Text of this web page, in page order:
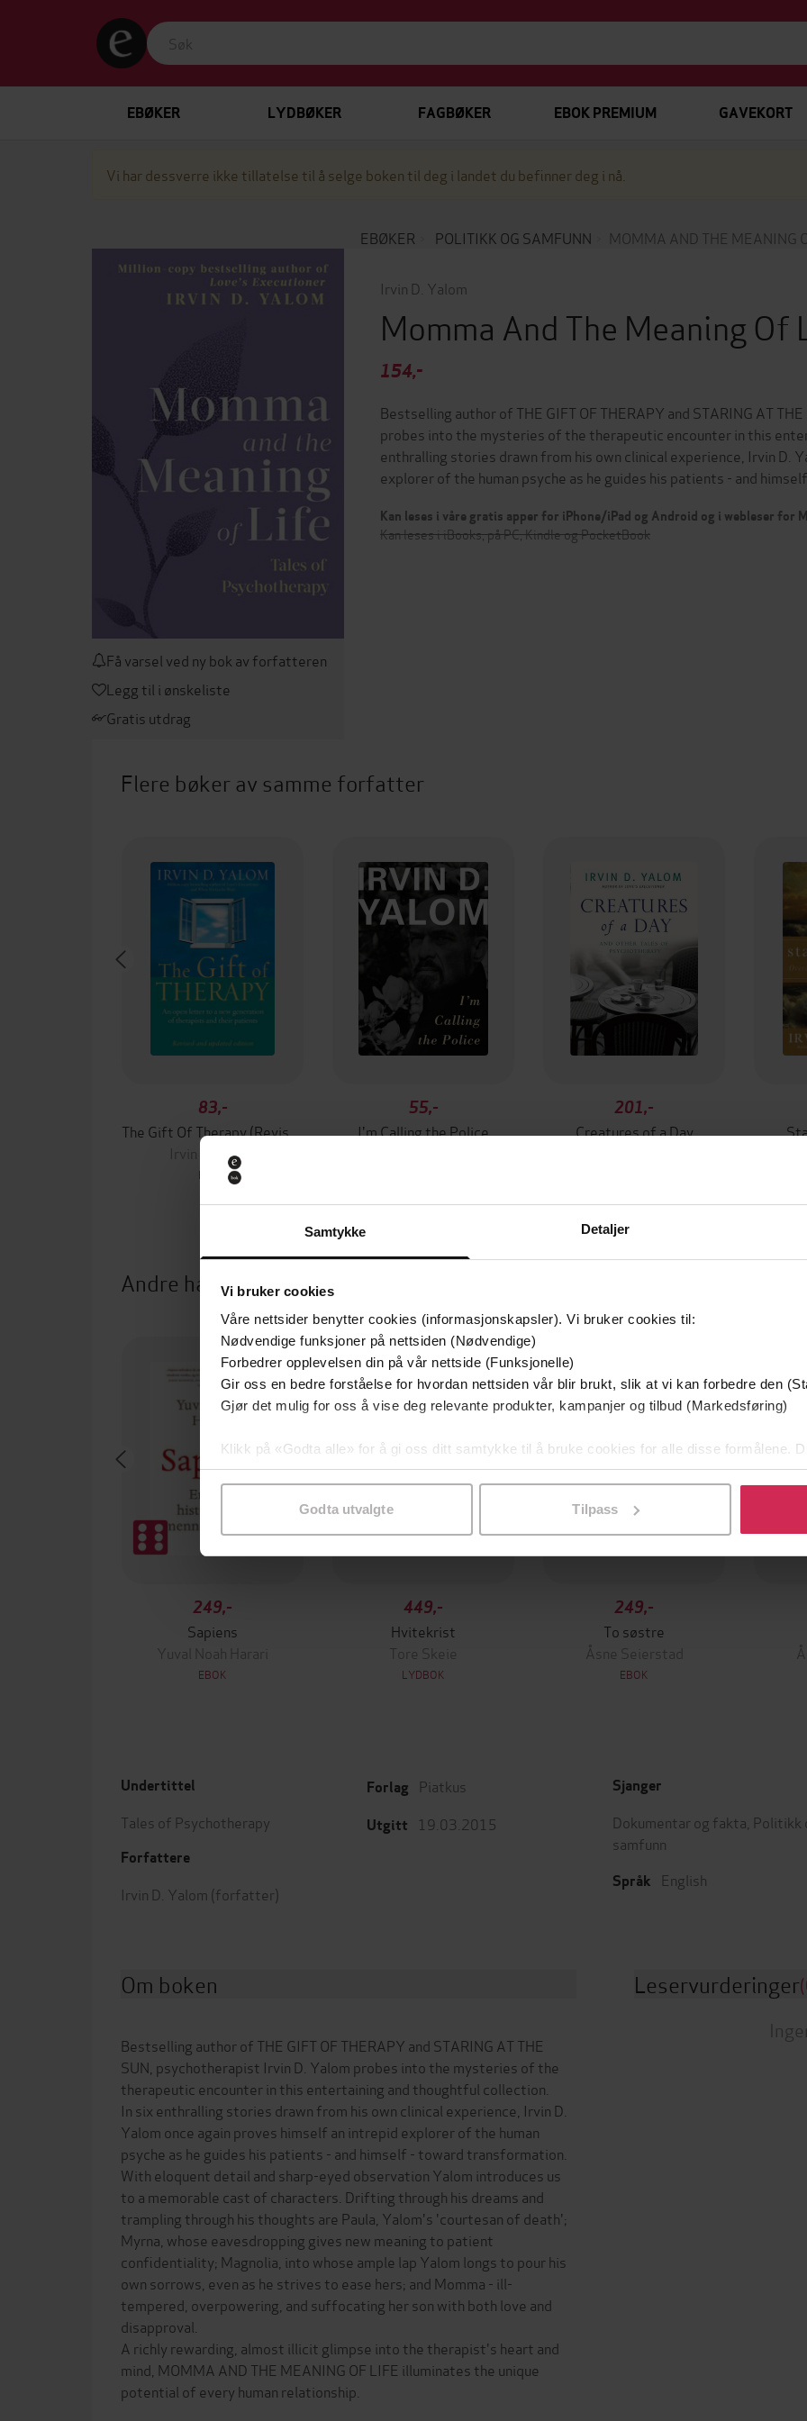
Samtykke Detaljer
Vi bruker cookies
Våre nettsider benytter cookies (informasjonskapsler). Vi bruker cookies til:
Nødvendige funksjoner på nettsiden (Nødvendige)
Forbedrer opplevelsen din på vår nettside (Funksjonelle)
Gir oss en bedre forståelse for hvordan nettsiden vår blir brukt, slik at vi kan forbedre den
Gjør det mulig for oss å vise deg relevante produkter, kampanjer og tilbud (Markedsføring)
Klikk på «Godta alle» for å gi oss ditt samtykke til å bruke cookies for alle disse formålene.
samtykke til spesifikke formål ved å klikke på «Tilpass». Du kan når som helst trekke
Godta utvalgte Tilpass
EBØKER LYDBØKER FAGBØKER EBOK PREMIUM GAVEKORT
Vi har dessverre ikke tillatelse til å selge boken til deg i landet du befinner deg i nå.
EBØKER POLITIKK OG SAMFUNN MOMMA AND THE MEANING
Få varsel ved ny bok av forfatteren
Legg til i ønskeliste
Gratis utdrag
Irvin D. Yalom
Momma And The Meaning Of
154,-
Bestselling author of THE GIFT OF THERAPY and STARING AT
probes into the mysteries of the therapeutic encounter in this
enthralling stories drawn from his own clinical experience, Irvin D.
explorer of the human psyche as he guides his patients - and
Kan leses i våre gratis apper for iPhone/iPad og Android og i webleser for
Kan leses i iBooks, på PC, Kindle og PocketBook
Flere bøker av samme forfatter
83,-
The Gift Of Therapy (Revised And Updated Edition)
Irvin D. Yalom
EBOK
55,-
I'm Calling the Police
201,-
Creatures of a Day
Andre har også kjøpt
249,-
Sapiens
Yuval Noah Harari
EBOK
Premium
449,-
Hvitekrist
Tore Skeie
LYDBOK
249,-
To søstre
Åsne Seierstad
EBOK
Undertittel
Tales of Psychotherapy
Forfattere
Irvin D. Yalom (forfatter)
Forlag Piatkus
Utgitt 19.03.2015
Sjanger
Dokumentar og fakta Politikk
samfunn
Språk English
Om boken
Bestselling author of THE GIFT OF THERAPY and STARING AT THE
SUN, psychotherapist Irvin D. Yalom probes into the mysteries of the
therapeutic encounter in this entertaining and thoughtful collection.
In six enthralling stories drawn from his own clinical experience, Irvin D.
Yalom once again proves himself an intrepid explorer of the human
psyche as he guides his patients - and himself - toward transformation.
With eloquent detail and sharp-eyed observation Yalom introduces us
to a memorable cast of characters. Drifting through his dreams and
trampling through his thoughts are Paula, Yalom's 'courtesan of death';
Myrna, whose eavesdropping gives new meaning to patient
confidentiality; Magnolia, into whose ample lap Yalom longs to pour his
own sorrows, even as he strives to ease hers; and Momma - ill-
tempered, overpowering, and suffocating her son with both love and
disapproval.
A richly rewarding, almost illicit glimpse into the therapist's heart and
mind, MOMMA AND THE MEANING OF LIFE illuminates the unique
potential of every human relationship.
Leservurderinger